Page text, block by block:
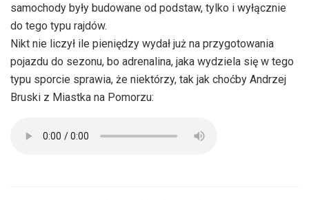
samochody były budowane od podstaw, tylko i wyłącznie
do tego typu rajdów.
Nikt nie liczył ile pieniędzy wydał już na przygotowania
pojazdu do sezonu, bo adrenalina, jaka wydziela się w tego
typu sporcie sprawia, że niektórzy, tak jak choćby Andrzej
Bruski z Miastka na Pomorzu: